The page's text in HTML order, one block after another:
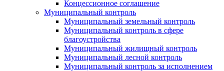
Концессионное соглашение
Муниципальный контроль
Муниципальный земельный контроль
Муниципальный контроль в сфере
благоустройства
Муниципальный жилищный контроль
Муниципальный лесной контроль
Муниципальный контроль за исполнением